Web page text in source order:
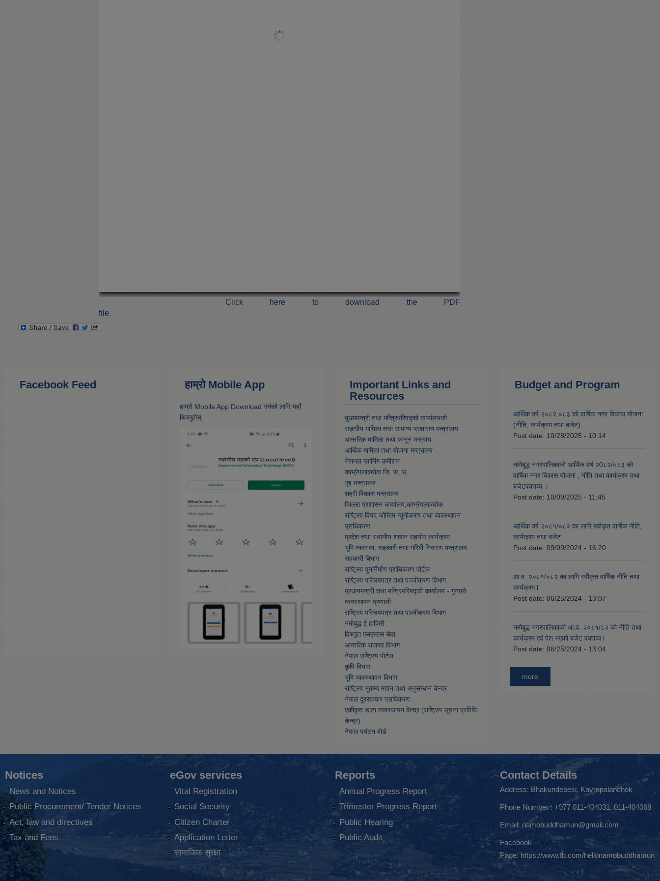
Click here to download the PDF
file.
Facebook Feed हाम्राे Mobile App
हाम्राे Mobile App Download गर्नकाे लागि यहाँ
थिच्नुहोस्‌
Important Links and
Resources
मुख्यमन्त्री तथा मन्त्रिपरिषद्को कार्यालयको
सङ्घीय मामिला तथा सामान्य प्रशासन मन्त्रालय
आन्तरिक मामिला तथा कानून मन्त्राय
आर्थिक मामिला तथा याेजना मन्त्रालय
नेशनल प्लानिंग कमीशन
काभ्रेपलाञ्चाेक जि. स. स.
गृह मन्त्रालय
शहरी विकास मन्त्रालय
जिल्ला प्रशासन कार्यालय,काभ्रेपलाञ्चाेक
राष्ट्रिय विपद् जोखिम न्यूनीकरण तथा व्यवस्थापन
प्राधिकरण
प्रदेश तथा स्थानीय शासन सहयोग कार्यक्रम
भूमि व्यवस्था, सहकारी तथा गरिबी निवारण मन्त्रालय
सहकारी बिभाग
राष्ट्रिय पुनर्निर्माण प्राधिकरण पोर्टल
राष्ट्रिय परिचयपत्र तथा पञ्जीकरण विभाग
प्रधानमन्त्री तथा मन्त्रिपरिषद्को कार्यालय - गुनासो
व्यवस्थापन प्रणाली
राष्ट्रिय परिचयपत्र तथा पञ्जीकरण विभाग
नमाेबुद्ध ई हाजिरी
विस्तृत एसएमएस सेवा
आन्तरिक राजस्व विभाग
नेपाल राष्ट्रिय पोर्टल
कृषि विभाग
भूमि व्यवस्थापन विभाग
राष्ट्रिय भूकम्प मापन तथा अनुसन्धान केन्द्र
नेपाल दूरसञ्चार प्राधिकरण
एकीकृत डाटा व्यवस्थापन केन्द्र (राष्ट्रिय सूचना प्रविधि
केन्द्र)
नेपाल पर्यटन बोर्ड
Budget and Program
आर्थिक वर्ष २०८२.०८३ को वार्षिक नगर विकास योजना
(नीति, कार्यक्रम तथा बजेट)
Post date: 10/28/2025 - 10:14
नमोबुद्ध नगरपालिकाको आर्थिक वर्ष २0८२/०८३ को
वार्षिक नगर विकास योजना , नीति तथा कार्यक्रम तथा
बजेटवक्तव्य ।
Post date: 10/09/2025 - 11:45
आर्थिक वर्ष २०८१/०८२ का लागि स्वीकृत वार्षिक नीति,
कार्यक्रम तथा बजेट
Post date: 09/09/2024 - 16:20
आ.व. २०८१/०८२ का लागि स्वीकृत वार्षिक नीति तथा
कार्यक्रम l
Post date: 06/25/2024 - 13:07
नमोबुद्ध नगरपालिकाको आ‍.व. २०८१/८२ को नीति तथा
कार्यक्रम एवं पेश भएको बजेट वक्तव्य l
Post date: 06/25/2024 - 13:04
more
Notices
News and Notices
Public Procurement/ Tender Notices
Act, law and directives
Tax and Fees
eGov services
Vital Registration
Social Security
Citizen Charter
Application Letter
सामाजिक सुरक्षा
Reports
Annual Progress Report
Trimester Progress Report
Public Hearing
Public Audit
Contact Details
Address: Bhakundebesi, Kavrepalanchok
Phone Number : +977 011-404031, 011-404068
Email: namobuddhamun@gmail.com
Facebook
Page: https://www.fb.com/hellonamobuddhamun